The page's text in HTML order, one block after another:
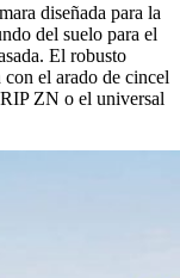
diseñada para la
del suelo para el
El robusto
el arado de cincel
ZN o el universal